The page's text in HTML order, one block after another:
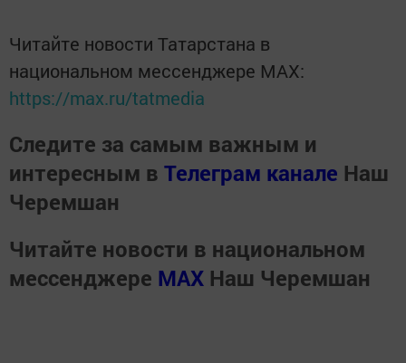
Читайте новости Татарстана в
национальном мессенджере MАХ:
https://max.ru/tatmedia
Следите за самым важным и
интересным в Телеграм канале Наш
Черемшан
Читайте новости в национальном
мессенджере MАХ Наш Черемшан